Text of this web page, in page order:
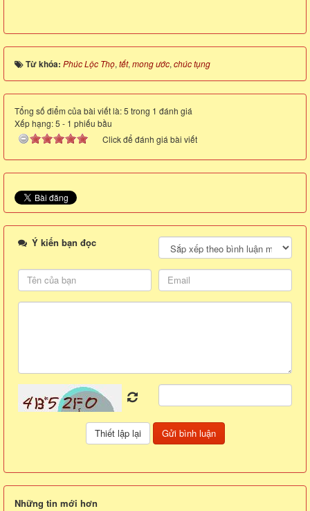
Từ khóa: Phúc Lộc Thọ, tết, mong ước, chúc tụng
Tổng số điểm của bài viết là: 5 trong 1 đánh giá
Xếp hạng:5 - 1 phiếu bầu
Click để đánh giá bài viết
Ý kiến bạn đọc
Những tin mới hơn